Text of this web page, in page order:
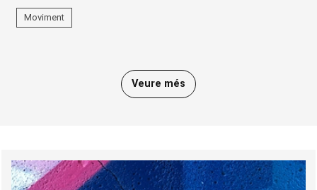
Moviment
Veure més